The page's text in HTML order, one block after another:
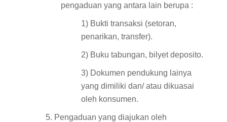
pengaduan yang antara lain berupa :
1) Bukti transaksi (setoran,
penarikan, transfer).
2) Buku tabungan, bilyet deposito.
3) Dokumen pendukung lainya
yang dimiliki dan/ atau dikuasai
oleh konsumen.
5. Pengaduan yang diajukan oleh